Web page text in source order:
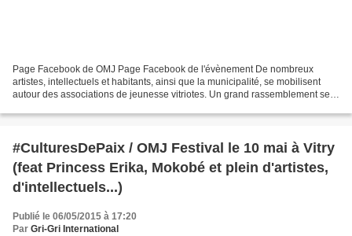
Page Facebook de OMJ Page Facebook de l'évènement De nombreux
artistes, intellectuels et habitants, ainsi que la municipalité, se mobilisent
autour des associations de jeunesse vitriotes. Un grand rassemblement se
#CulturesDePaix / OMJ Festival le 10 mai à Vitry
(feat Princess Erika, Mokobé et plein d'artistes,
d'intellectuels...)
Publié le 06/05/2015 à 17:20
Par Gri-Gri International